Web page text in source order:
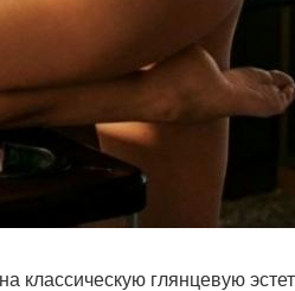
классическую глянцевую